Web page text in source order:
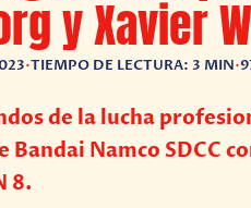
y Xavier
•TIEMPO DE LECTURA: 3 MIN•
de la lucha
Bandai Namco SDCC
8.